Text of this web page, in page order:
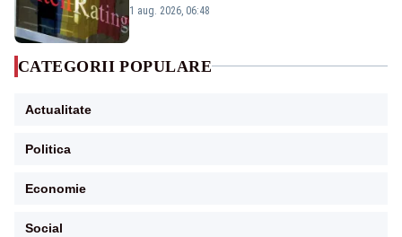
„BBB-” cu perspectivă negativă
1 aug. 2026, 06:48
CATEGORII POPULARE
Actualitate
Politica
Economie
Social